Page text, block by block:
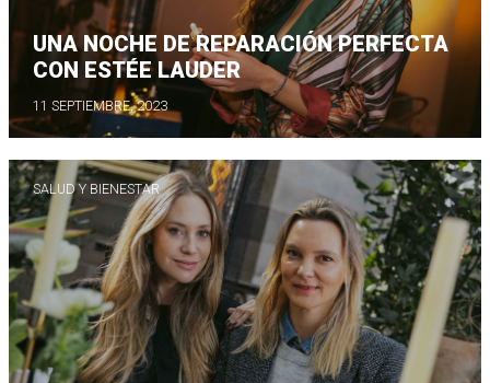
UNA NOCHE DE REPARACIÓN PERFECTA
CON ESTÉE LAUDER
11 SEPTIEMBRE, 2023
SALUD Y BIENESTAR